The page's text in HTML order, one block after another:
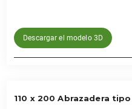
Descargar el modelo 3D
110 x 200 Abrazadera